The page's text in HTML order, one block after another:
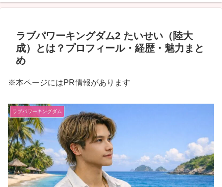
ラブパワーキングダム2 たいせい（陸大
成）とは？プロフィール・経歴・魅力まと
め
※本ページにはPR情報があります
ラブパワーキングダム